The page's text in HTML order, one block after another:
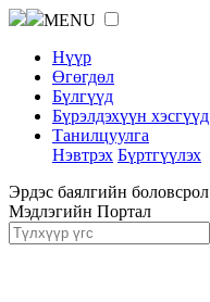
MENU
Нүүр
Өгөгдөл
Бүлгүүд
Бүрэлдэхүүн хэсгүүд
Танилцуулга
Нэвтрэх Бүртгүүлэх
Эрдэс баялгийн боловсрол
Мэдлэгийн Портал